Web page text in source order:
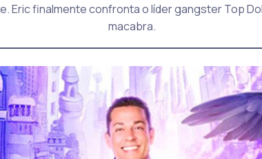
Eric finalmente confronta o líder gangster Top
macabra.